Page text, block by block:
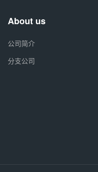
About us
公司简介
分支公司